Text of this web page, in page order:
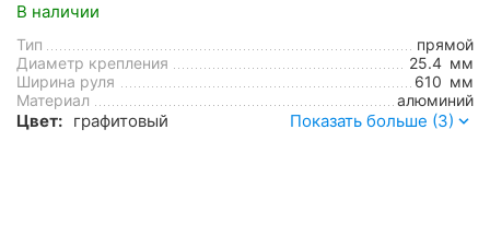
В наличии
Тип
прямой
Диаметр крепления
25.4 мм
Ширина руля
610 мм
Материал
алюминий
Цвет: графитовый Показать больше (3)